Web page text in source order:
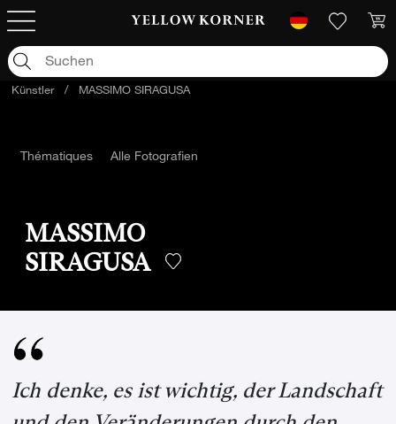
Künstler / MASSIMO SIRAGUSA
Thématiques Alle Fotografien
MASSIMO
SIRAGUSA
Ich denke, es ist wichtig, der Landschaft